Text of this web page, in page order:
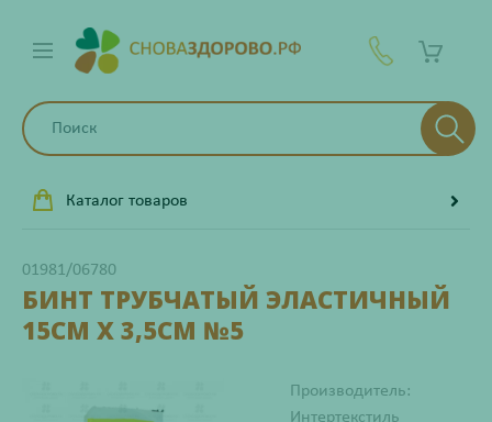
Каталог товаров
01981/06780
БИНТ ТРУБЧАТЫЙ ЭЛАСТИЧНЫЙ
15СМ Х 3,5СМ №5
Производитель:
Интертекстиль